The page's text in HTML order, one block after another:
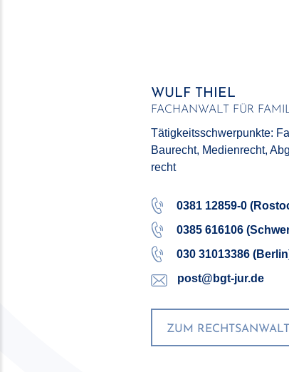
WULF THIEL
FACHANWALT FÜR
Tätigkeitsschwerpunkte:
Baurecht, Medienrecht,
recht
0381 12859-0
0385 616106
030 31013386
post@bgt-jur.de
ZUM RECHTSANWALT